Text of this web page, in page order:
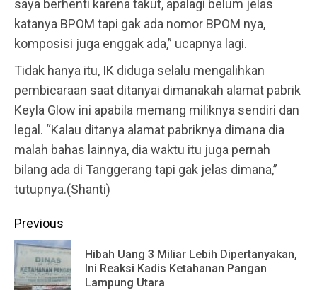
saya berhenti karena takut, apalagi belum jelas
katanya BPOM tapi gak ada nomor BPOM nya,
komposisi juga enggak ada,” ucapnya lagi.
Tidak hanya itu, IK diduga selalu mengalihkan
pembicaraan saat ditanyai dimanakah alamat pabrik
Keyla Glow ini apabila memang miliknya sendiri dan
legal. “Kalau ditanya alamat pabriknya dimana dia
malah bahas lainnya, dia waktu itu juga pernah
bilang ada di Tanggerang tapi gak jelas dimana,”
tutupnya.(Shanti)
Continue
Reading
Previous
Hibah Uang 3 Miliar Lebih Dipertanyakan,
Ini Reaksi Kadis Ketahanan Pangan
Lampung Utara